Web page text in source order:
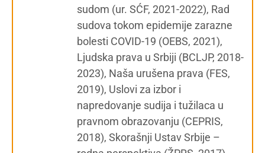
sudom (ur. SĆF, 2021-2022), Rad
sudova tokom epidemije zarazne
bolesti COVID-19 (OEBS, 2021),
Ljudska prava u Srbiji (BCLJP, 2018-
2023), Naša urušena prava (FES,
2019), Uslovi za izbor i
napredovanje sudija i tužilaca u
pravnom obrazovanju (CEPRIS,
2018), Skorašnji Ustav Srbije –